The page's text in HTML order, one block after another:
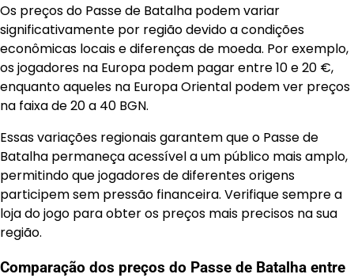
Os preços do Passe de Batalha podem variar
significativamente por região devido a condições
econômicas locais e diferenças de moeda. Por exemplo,
os jogadores na Europa podem pagar entre 10 e 20 €,
enquanto aqueles na Europa Oriental podem ver preços
na faixa de 20 a 40 BGN.
Essas variações regionais garantem que o Passe de
Batalha permaneça acessível a um público mais amplo,
permitindo que jogadores de diferentes origens
participem sem pressão financeira. Verifique sempre a
loja do jogo para obter os preços mais precisos na sua
região.
Comparação dos preços do Passe de Batalha entre